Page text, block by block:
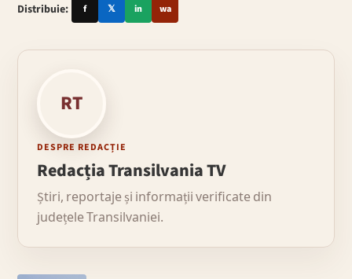
Distribuie: f 𝕏 in wa
RT
DESPRE REDACȚIE
Redacția Transilvania TV
Știri, reportaje și informații verificate din
județele Transilvaniei.